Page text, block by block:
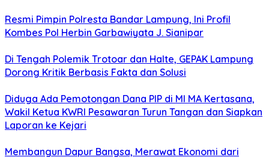
Resmi Pimpin Polresta Bandar Lampung, Ini Profil
Kombes Pol Herbin Garbawiyata J. Sianipar
Di Tengah Polemik Trotoar dan Halte, GEPAK Lampung
Dorong Kritik Berbasis Fakta dan Solusi
Diduga Ada Pemotongan Dana PIP di MI MA Kertasana,
Wakil Ketua KWRI Pesawaran Turun Tangan dan Siapkan
Laporan ke Kejari
Membangun Dapur Bangsa, Merawat Ekonomi dari